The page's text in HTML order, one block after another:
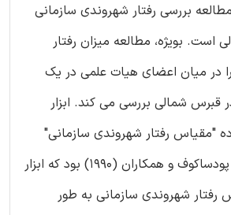
بررسی رفتار شهروندی سازمانی
بویژه، مطالعه میزان رفتار
در میان اعضای هیات علمی در یک
شمالی بررسی می کند. ابزار
"مقیاس رفتار شهروندی سازمانی"
توسعه یافته توسط پودساکوف و همکاران (1990) بود که ابزار
رفتار شهروندی سازمانی به طور